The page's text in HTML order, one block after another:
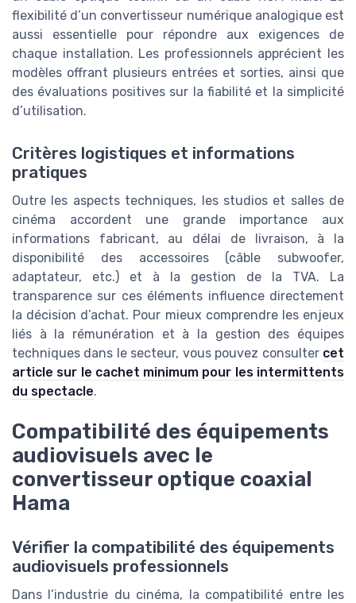
flexibilité d’un convertisseur numérique analogique est
aussi essentielle pour répondre aux exigences de
chaque installation. Les professionnels apprécient les
modèles offrant plusieurs entrées et sorties, ainsi que
des évaluations positives sur la fiabilité et la simplicité
d’utilisation.
Critères logistiques et informations
pratiques
Outre les aspects techniques, les studios et salles de
cinéma accordent une grande importance aux
informations fabricant, au délai de livraison, à la
disponibilité des accessoires (câble subwoofer,
adaptateur, etc.) et à la gestion de la TVA. La
transparence sur ces éléments influence directement
la décision d’achat. Pour mieux comprendre les enjeux
liés à la rémunération et à la gestion des équipes
techniques dans le secteur, vous pouvez consulter cet
article sur le cachet minimum pour les intermittents
du spectacle.
Compatibilité des équipements
audiovisuels avec le
convertisseur optique coaxial
Hama
Vérifier la compatibilité des équipements
audiovisuels professionnels
Dans l’industrie du cinéma, la compatibilité entre les